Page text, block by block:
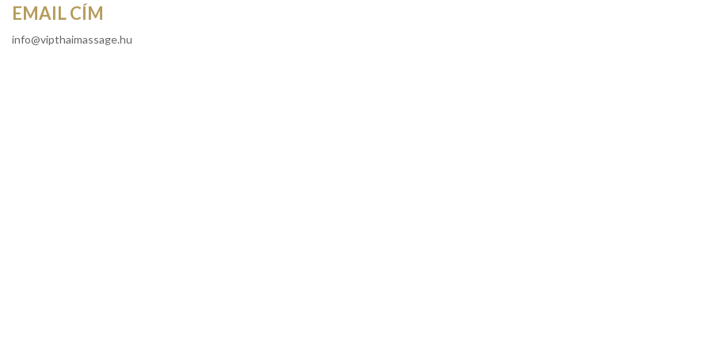
EMAIL CÍM
info@vipthaimassage.hu